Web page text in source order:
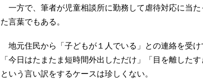
一方で、筆者が児童相談所に勤務して虐待対応に当
た言葉でもある。
地元住民から「子どもが１人でいる」との連絡を受
「今日はたまたま短時間外出しただけ」「目を離した
という言い訳をするケースは珍しくない。